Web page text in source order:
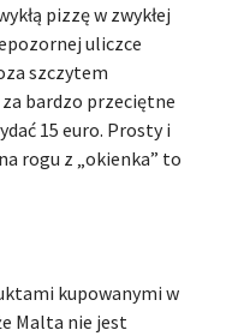
pizzę w zwykłej
uliczce
szczytem
za bardzo przeciętne
15 euro. Prosty i
rogu z „okienka” to
kupowanymi w
Malta nie jest